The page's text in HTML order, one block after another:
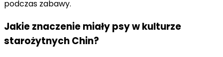
podczas zabawy.
Jakie znaczenie miały psy w kulturze
starożytnych Chin?